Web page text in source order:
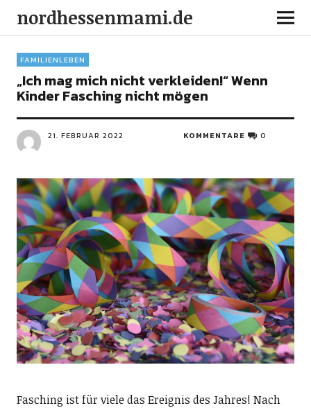
nordhessenmami.de
FAMILIENLEBEN
„Ich mag mich nicht verkleiden!“ Wenn
Kinder Fasching nicht mögen
21. FEBRUAR 2022 KOMMENTARE 0
Fasching ist für viele das Ereignis des Jahres! Nach